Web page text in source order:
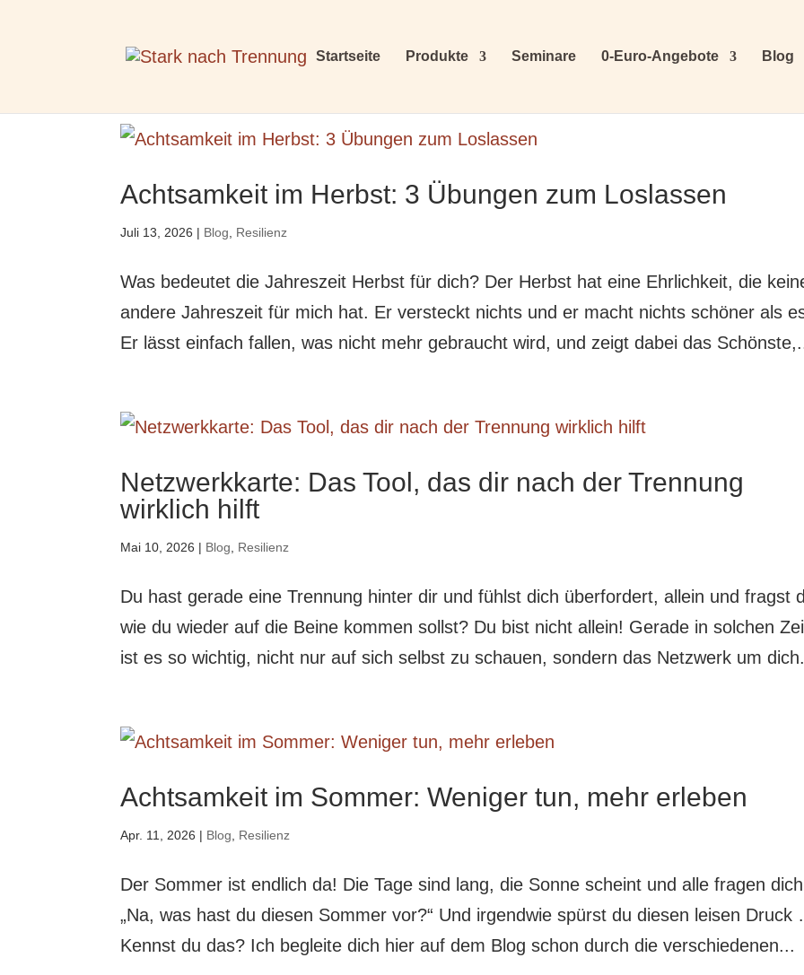
Startseite Produkte Seminare 0-Euro-Angebote Blog
Achtsamkeit im Herbst: 3 Übungen zum Loslassen
Juli 13, 2026 | Blog Resilienz
Was bedeutet die Jahreszeit Herbst für dich? Der Herbst hat eine Ehrlichkeit, die
andere Jahreszeit für mich hat. Er versteckt nichts und er macht nichts schöner als
Er lässt einfach fallen, was nicht mehr gebraucht wird, und zeigt dabei das
Netzwerkkarte: Das Tool, das dir nach der Trennung
wirklich hilft
Mai 10, 2026 | Blog Resilienz
Du hast gerade eine Trennung hinter dir und fühlst dich überfordert, allein und fragst
wie du wieder auf die Beine kommen sollst? Du bist nicht allein! Gerade in solchen
ist es so wichtig, nicht nur auf sich selbst zu schauen, sondern das Netzwerk um
Achtsamkeit im Sommer: Weniger tun, mehr erleben
Apr. 11, 2026 | Blog Resilienz
Der Sommer ist endlich da! Die Tage sind lang, die Sonne scheint und alle fragen
„Na, was hast du diesen Sommer vor?“ Und irgendwie spürst du diesen leisen
Kennst du das? Ich begleite dich hier auf dem Blog schon durch die verschiedenen...